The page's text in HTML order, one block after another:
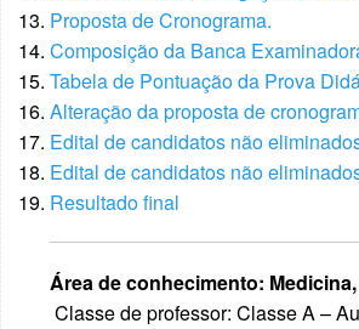
Proposta de Cronograma.
Composição da Banca
Tabela de Pontuação da Prova
Alteração da proposta de
Edital de candidatos não
Edital de candidatos não
Resultado final
Área de conhecimento:
Classe de professor: Classe A –